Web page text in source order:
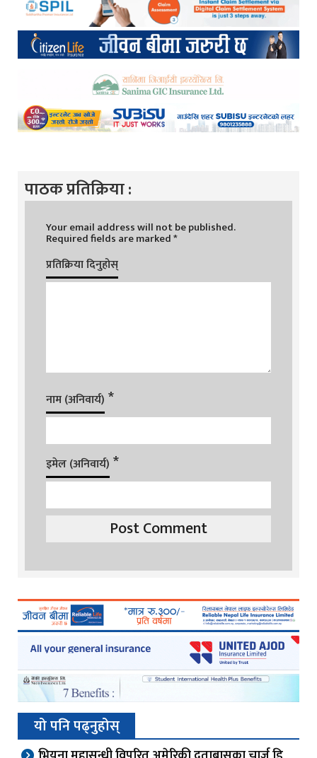
पाठक प्रतिक्रिया :
Your email address will not be published.
Required fields are marked*
प्रतिक्रिया दिनुहोस्
नाम (अनिवार्य) *
इमेल (अनिवार्य) *
यो पनि पढ्नुहोस्